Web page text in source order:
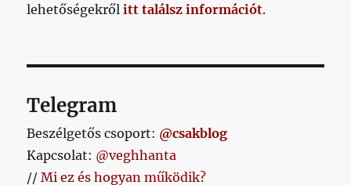
lehetőségekrőlitt találsz információt.
Telegram
Beszélgetős csoport: @csakblog
Kapcsolat: @veghhanta
//Mi ez és hogyan működik?